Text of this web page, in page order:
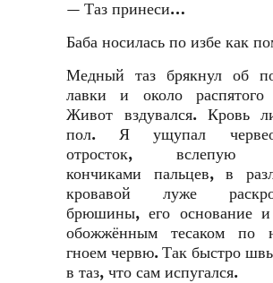
— Таз принеси…
Баба носилась по избе как
Медный таз брякнул об
лавки и около
Живот вздувался. Кровь
пол. Я ущупал
отросток, вслепую
кончиками пальцев, в
кровавой луже
брюшины, его основание и
обожжённым тесаком по
гноем червю. Так быстро
в таз, что сам испугался.